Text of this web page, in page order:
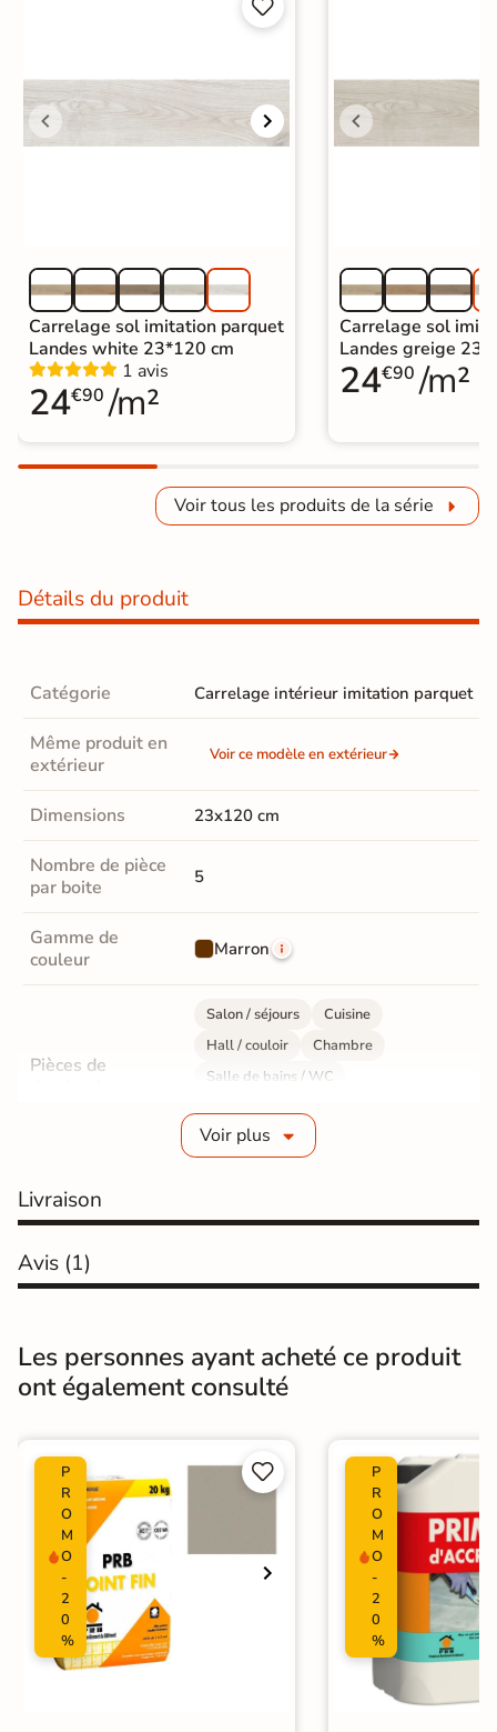


Carrelage sol imitation parquet
Landes white 23*120 cm
1 avis
24€90 /m²
Carrelage sol
Landes greige
24€90 /m²
Voir tous les produits de la série
Détails du produit
Catégorie Carrelage intérieur imitation parquet
Même produit en
extérieur
Voir ce modèle en extérieur
Dimensions 23x120 cm
Nombre de pièce
par boite
5
Gamme de
couleur
Marron
Pièces de
Salon / séjours
Cuisine
Hall / couloir
Chambre
Salle de bains / WC
Sol intérieur
Fabrication
Résistance à
Masse colorée Non
Finition Mate
Surface
Nombres de
tampons
Résistant au Gel
Voir plus
Livraison
Avis (1)
Les personnes ayant acheté ce produit
ont également consulté
P
R
O
M
O
-
2
0
%


P
R
O
M
O
-
2
0
%